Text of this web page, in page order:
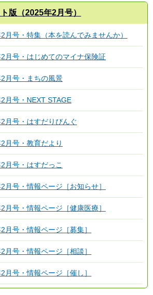
版（2025年2月号）
月号・特集（本を読んでみませんか）
月号・はじめてのマイナ保険証
月号・まちの風景
月号・NEXT STAGE
月号・はすだりびんぐ
月号・教育だより
月号・はすだっこ
月号・情報ページ［お知らせ］
月号・情報ページ［健康医療］
月号・情報ページ［募集］
月号・情報ページ［相談］
月号・情報ページ［催し］